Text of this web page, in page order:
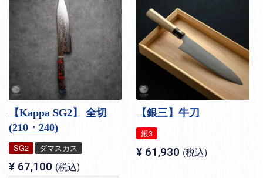
【Kappa SG2】 全切
(210・240)
SG2 ダマスカス
¥ 67,100 税込
【銀三】牛刀
銀3
¥ 61,930 税込